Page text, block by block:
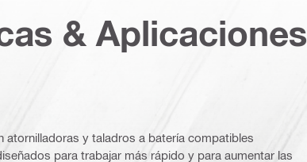
& Aplicaciones
y taladros a batería compatibles
para trabajar más rápido y para aumentar las